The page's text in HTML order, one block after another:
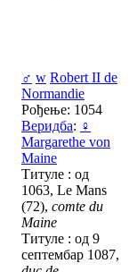
♂ w Robert II de
Normandie
Рођење: 1054
Веридба: ♀
Margarethe von
Maine
Титуле : од
1063, Le Mans
(72), comte du
Maine
Титуле : од 9
септембар 1087,